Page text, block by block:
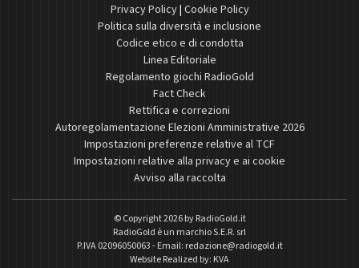
Privacy Policy| Cookie Policy
Politica sulla diversità e inclusione
Codice etico e di condotta
Linea Editoriale
Regolamento giochi RadioGold
Fact Check
Rettifica e correzioni
Autoregolamentazione Elezioni Amministrative 2026
Impostazioni preferenze relative al TCF
Impostazioni relative alla privacy e ai cookie
Avviso alla raccolta
© Copyright 2026 byRadioGold.it
RadioGold è un marchio S.E.R. srl
P.IVA 02096050063 - Email: redazione@radiogold.it
Website Realized by: KVA